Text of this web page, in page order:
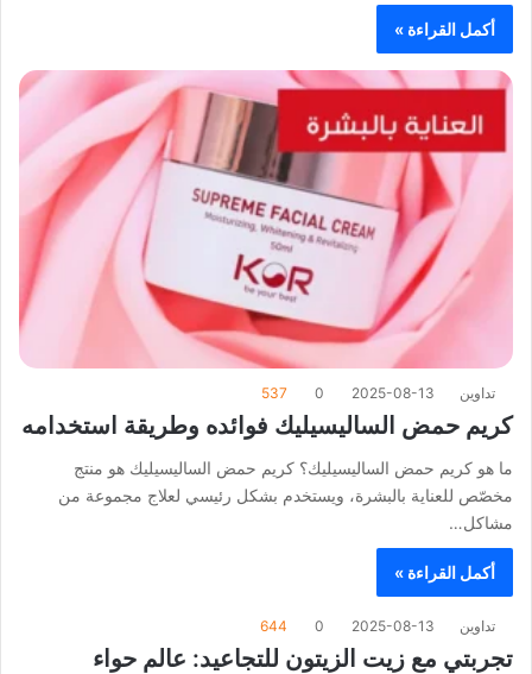
أكمل القراءة »
تداوين 2025-08-13
0
537
كريم حمض الساليسيليك فوائده وطريقة استخدامه
ما هو كريم حمض الساليسيليك؟ كريم حمض الساليسيليك هو منتج
مخصّص للعناية بالبشرة، ويستخدم بشكل رئيسي لعلاج مجموعة من
مشاكل…
أكمل القراءة »
تداوين 2025-08-13
0
644
تجربتي مع زيت الزيتون للتجاعيد: عالم حواء